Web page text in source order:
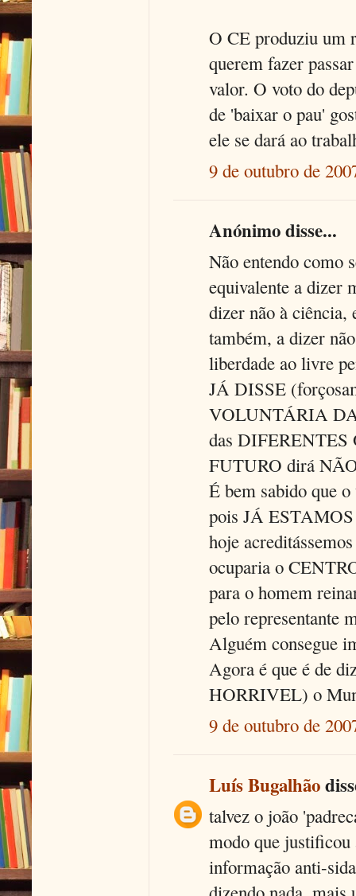
O CE produziu um
querem fazer
valor. O voto do
de 'baixar o pau'
ele se dará ao
9 de outubro de
Anónimo disse...
Não entendo como
equivalente a dizer
dizer não à ciência,
também, a dizer
liberdade ao livre
JÁ DISSE
VOLUNTÁRIA
das DIFERENTES
FUTURO dirá
É bem sabido que
pois JÁ
hoje
ocuparia o
para o homem
pelo representante
Alguém consegue
Agora é que é de
HORRIVEL) o
9 de outubro de
Luís Bugalhão
talvez o joão
modo que justificou
informação anti-